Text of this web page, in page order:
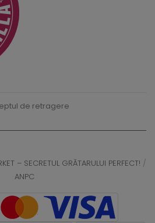
de retragere
– SECRETUL GRĂTARULUI PERFECT! /
ANPC